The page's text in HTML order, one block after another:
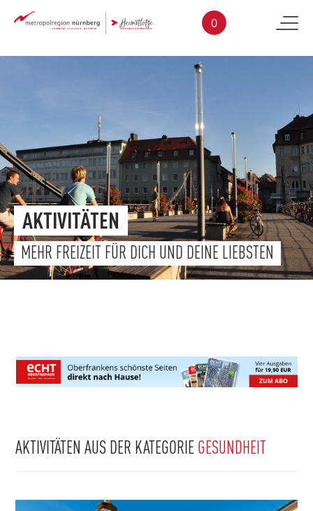
Skip to main content
0
AKTIVITÄTEN
MEHR FREIZEIT FÜR DICH UND DEINE LIEBSTEN
AKTIVITÄTEN AUS DER KATEGORIEGESUNDHEIT